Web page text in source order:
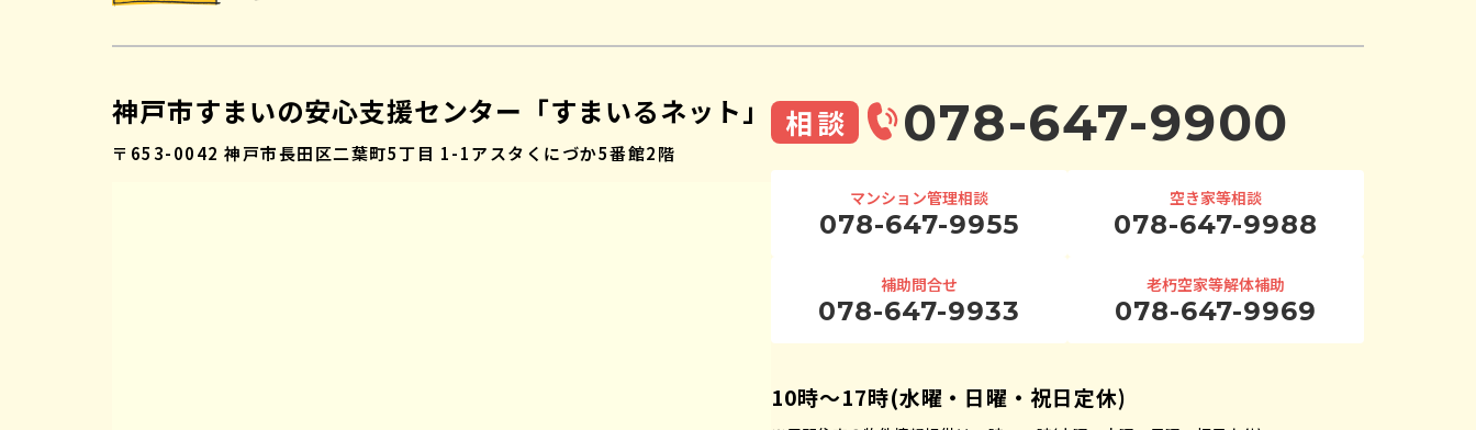
神戸市すまいの安心支援センター「すまいるネット」
〒653-0042 神戸市長田区二葉町5丁目 1-1アスタくにづか5番館2階
相談 078-647-9900
マンション管理相談
078-647-9955
空き家等相談
078-647-9988
補助問合せ
078-647-9933
老朽空家等解体補助
078-647-9969
10時〜17時(水曜・日曜・祝日定休)